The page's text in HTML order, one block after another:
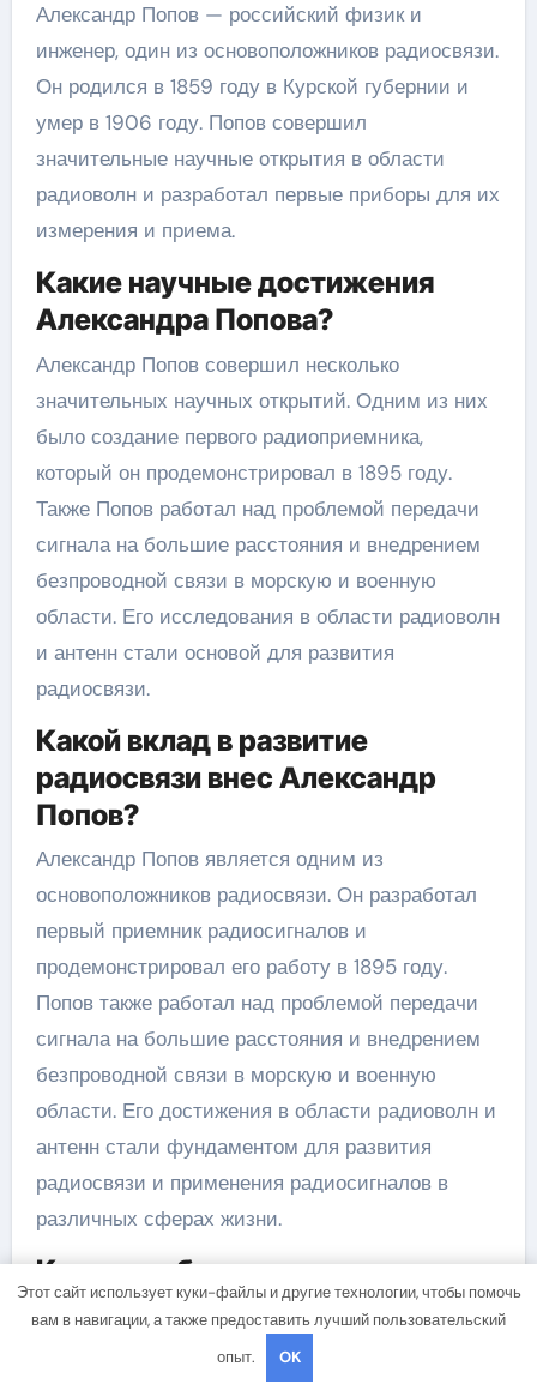
Александр Попов — российский физик и
инженер, один из основоположников радиосвязи.
Он родился в 1859 году в Курской губернии и
умер в 1906 году. Попов совершил
значительные научные открытия в области
радиоволн и разработал первые приборы для их
измерения и приема.
Какие научные достижения
Александра Попова?
Александр Попов совершил несколько
значительных научных открытий. Одним из них
было создание первого радиоприемника,
который он продемонстрировал в 1895 году.
Также Попов работал над проблемой передачи
сигнала на большие расстояния и внедрением
безпроводной связи в морскую и военную
области. Его исследования в области радиоволн
и антенн стали основой для развития
радиосвязи.
Какой вклад в развитие
радиосвязи внес Александр
Попов?
Александр Попов является одним из
основоположников радиосвязи. Он разработал
первый приемник радиосигналов и
продемонстрировал его работу в 1895 году.
Попов также работал над проблемой передачи
сигнала на большие расстояния и внедрением
безпроводной связи в морскую и военную
области. Его достижения в области радиоволн и
антенн стали фундаментом для развития
радиосвязи и применения радиосигналов в
различных сферах жизни.
Какие изобретения относятся к
Александру Попову?
Александр Попов разработал несколько
изобретений, которые стали основой для
Этот сайт использует куки-файлы и другие технологии, чтобы помочь
вам в навигации, а также предоставить лучший пользовательский
опыт.
OK